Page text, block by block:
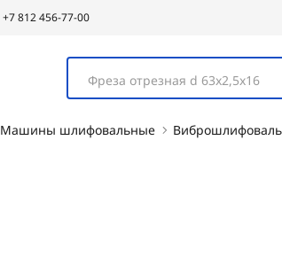
+7 812 456-77-00
Фреза отрезная d 63х2,5х16
Машины шлифовальные